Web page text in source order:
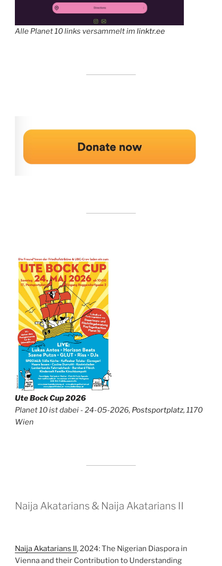
Alle Planet 10 links versammelt im linktr.ee
Ute Bock Cup 2026
Planet 10 ist dabei - 24-05-2026, Postsportplatz, 1170
Wien
Naija Akatarians & Naija Akatarians II
Naija Akatarians II, 2024: The Nigerian Diaspora in
Vienna and their Contribution to Understanding